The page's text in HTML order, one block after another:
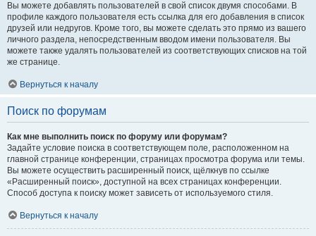
Вы можете добавлять пользователей в свой список двумя способами. В
профиле каждого пользователя есть ссылка для его добавления в список
друзей или недругов. Кроме того, вы можете сделать это прямо из вашего
личного раздела, непосредственным вводом имени пользователя. Вы
можете также удалять пользователей из соответствующих списков на той
же странице.
Вернуться к началу
Поиск по форумам
Как мне выполнить поиск по форуму или форумам?
Задайте условие поиска в соответствующем поле, расположенном на
главной странице конференции, страницах просмотра форума или темы.
Вы можете осуществить расширенный поиск, щёлкнув по ссылке
«Расширенный поиск», доступной на всех страницах конференции.
Способ доступа к поиску может зависеть от используемого стиля.
Вернуться к началу